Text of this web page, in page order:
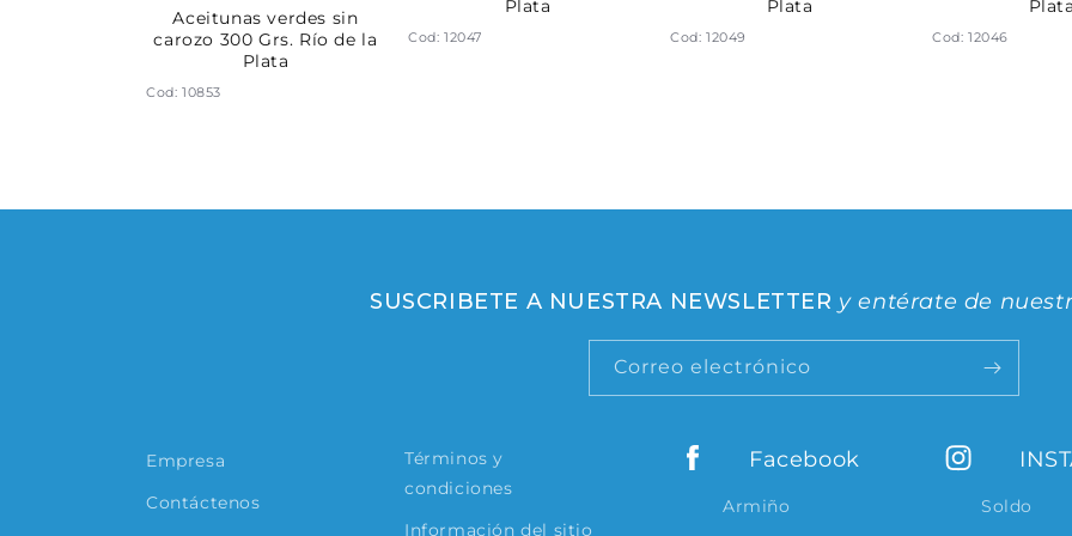
Aceitunas verdes sin
carozo 300 Grs. Río de la
Plata
Cod: 10853
Plata
Cod: 12047
Plata
Cod: 12049
Plata
Cod: 12046
Empresa
Contáctenos
Términos y
condiciones
Información del sitio
Facebook
Armiño
Soldo
SUSCRIBETE A NUESTRA NEWSLETTER y entérate de
Correo electrónico